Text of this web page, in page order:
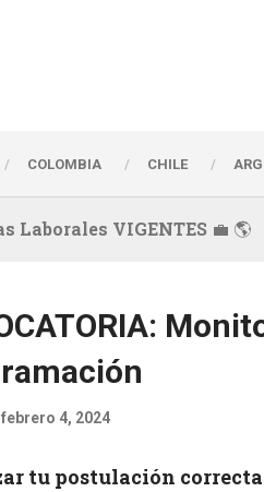
COLOMBIA CHILE
Laborales VIGENTES 💼 🌎
febrero 4, 2024
tu postulación